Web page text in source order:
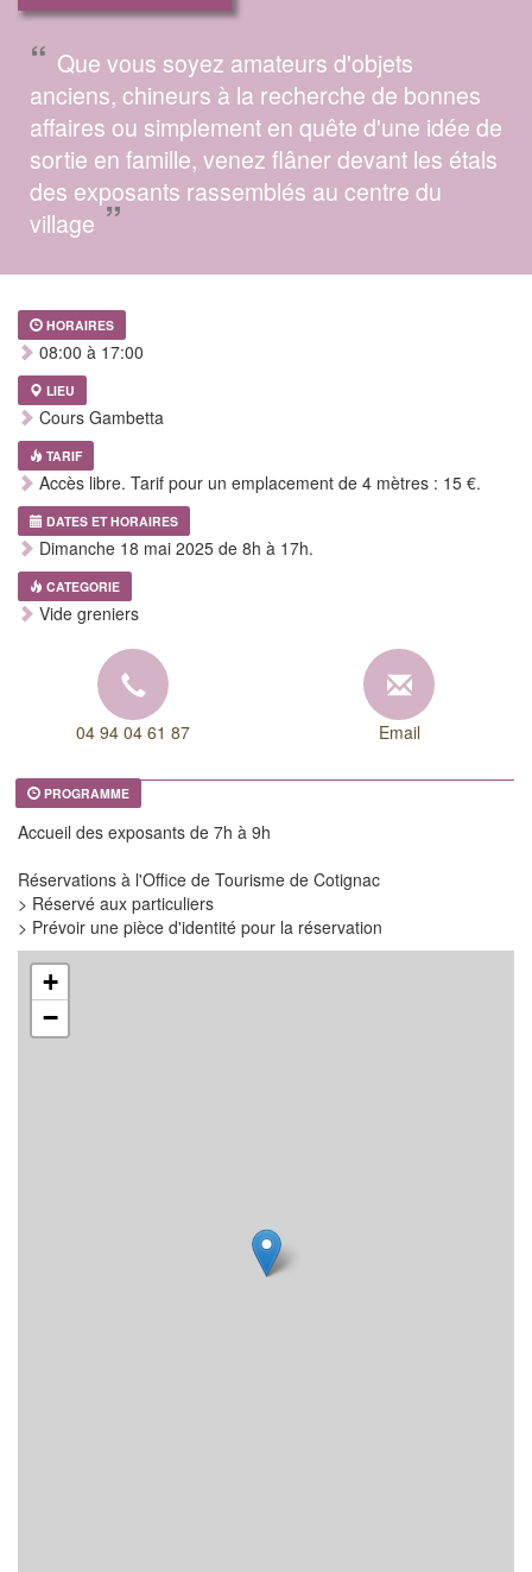
“ Que vous soyez amateurs d'objets
anciens, chineurs à la recherche de bonnes
affaires ou simplement en quête d'une idée de
sortie en famille, venez flâner devant les étals
des exposants rassemblés au centre du
village”
HORAIRES
08:00 à 17:00
LIEU
Cours Gambetta
TARIF
Accès libre. Tarif pour un emplacement de 4 mètres : 15 €.
DATES ET HORAIRES
Dimanche 18 mai 2025 de 8h à 17h.
CATEGORIE
Vide greniers
04 94 04 61 87 Email
PROGRAMME
Accueil des exposants de 7h à 9h
Réservations à l'Office de Tourisme de Cotignac
> Réservé aux particuliers
> Prévoir une pièce d'identité pour la réservation
+
−